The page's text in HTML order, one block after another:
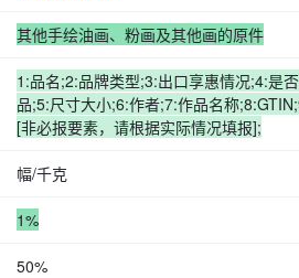
其他手绘油画、粉画及其他画的原件
1:品名;2:品牌类型;3:出口享惠情况;4:是
品;5:尺寸大小;6:作者;7:作品名称
[非必报要素，请根据实际情况填报];
幅/千克
1%
50%